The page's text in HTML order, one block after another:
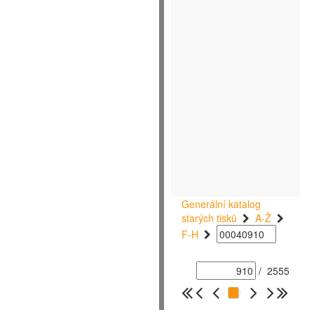
Generální katalog
starých tisků
A-Ž
F-H
/ 2555